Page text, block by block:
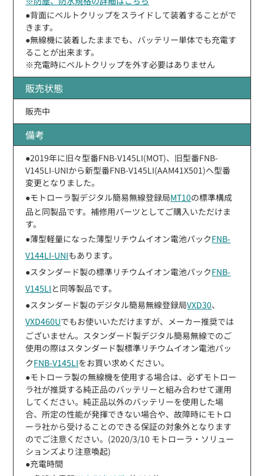
●背面にベルトクリップをスライドして装着することがで
きます。
●無線機に装着したままでも、バッテリー単体でも充電す
ることが出来ます。
※充電時にベルトクリップを外す必要はありません
販売状態
販売中
備考
●2019年に旧々型番FNB-V145LI(MOT)、旧型番FNB-
V145LI-UNIから新型番FNB-V145LI(AAM41X501)へ型番
変更となりました。
●モトローラ製デジタル簡易無線登録局MT10の標準構成
品と同製品です。補修用パーツとしてご購入いただけま
す。
●薄型軽量になった薄型リチウムイオン電池パックFNB-
V144LI-UNIもあります。
●スタンダード製の標準リチウムイオン電池パックFNB-
V145LIと同等製品です。
●スタンダード製のデジタル簡易無線登録局VXD30、
VXD460Uでもお使いいただけますが、メーカー推奨では
ございません。スタンダード製デジタル簡易無線でのご
使用の際はスタンダード製標準リチウムイオン電池パッ
クFNB-V145LIをお買い求めください。
●モトローラ製の無線機を使用する場合は、必ずモトロー
ラ社が推奨する純正品のバッテリーと組み合わせて運用
してください。純正品以外のバッテリーを使用した場
合、所定の性能が発揮できない場合や、故障時にモトロ
ーラ社から受けることのできる保証の対象外となります
のでご注意ください。(2020/3/10 モトローラ・ソリュー
ションズより注意喚起)
●充電時間